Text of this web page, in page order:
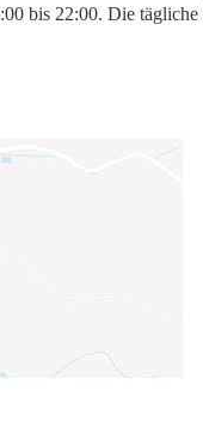
bis 22:00. Die